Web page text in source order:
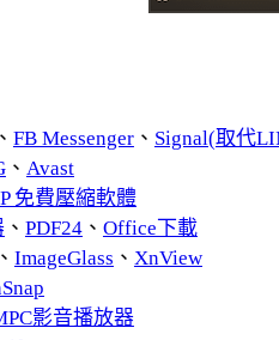
FB Messenger、 Signal(取代
、 Avast
免費壓縮軟體
、 PDF24、 Office下載
ImageGlass 、 XnView
影音播放器